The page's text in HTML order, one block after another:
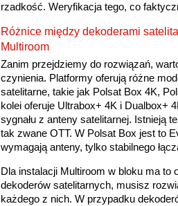
rzadkość. Weryfikacja tego, co
Różnice między dekoderami
Multiroom
Zanim przejdziemy do rozwiązań,
czynienia. Platformy oferują różne
satelitarne, takie jak Polsat Box 4K,
kolei oferuje Ultrabox+ 4K i Dualbox+
sygnału z anteny satelitarnej. Istnieją
tak zwane OTT. W Polsat Box jest to
wymagają anteny, tylko stabilnego
Dla instalacji Multiroom w bloku ma to
dekoderów satelitarnych, musisz
każdego z nich. W przypadku